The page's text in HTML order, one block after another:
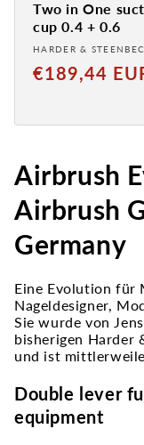
Two in One
cup 0.4 + 0.6
Provider:
HARDER &
Normaler
€189,44
Airbrush
Airbrush
Germany
Eine Evolution für
Nageldesigner,
Sie wurde von
bisherigen Harder
und ist
Double lever
equipment